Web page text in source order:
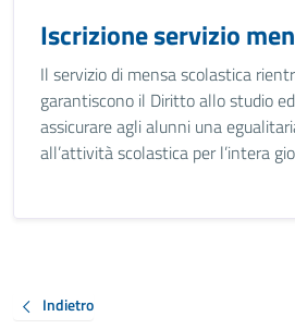
Iscrizione servizio
Il servizio di mensa scolastica
garantiscono il Diritto allo studio
assicurare agli alunni una
all’attività scolastica per l’intera
Indietro